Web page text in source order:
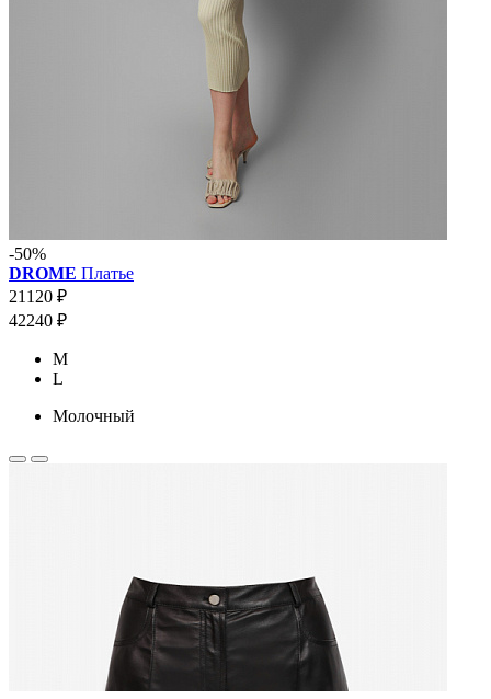
-50%
DROME Платье
21120 ₽
42240 ₽
M
L
Молочный